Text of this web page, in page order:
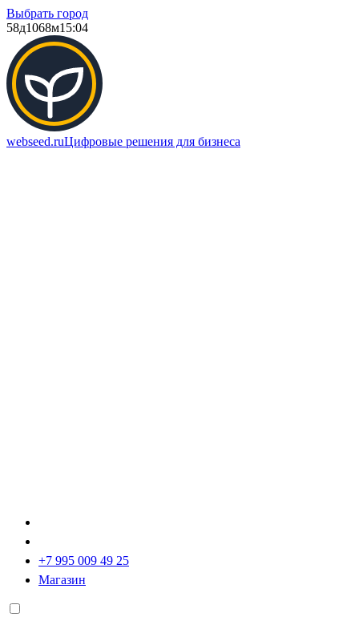
Выбрать город
58д1068м15:04
webseed.ruЦифровые решения для бизнеса
+7 995 009 49 25
Магазин